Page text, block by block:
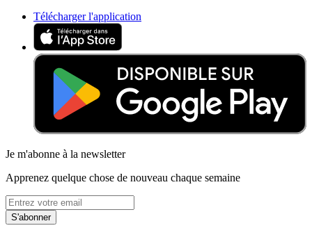
Télécharger l'application
Je m'abonne à la newsletter
Apprenez quelque chose de nouveau chaque semaine
S'abonner